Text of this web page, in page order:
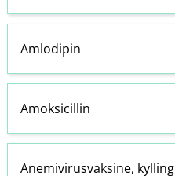
Amlodipin
Amoksicillin
Anemivirusvaksine, kylling